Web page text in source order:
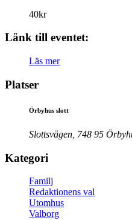
40kr
Länk till eventet:
Läs mer
Platser
Örbyhus slott
Slottsvägen, 748 95
Kategori
Familj
Redaktionens val
Utomhus
Valborg